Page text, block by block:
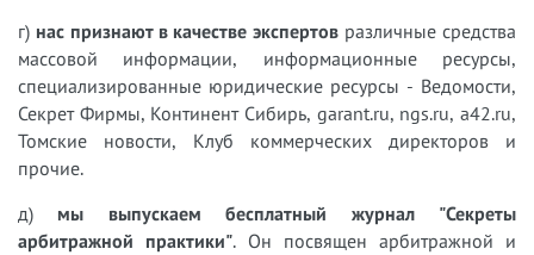
г) нас признают в качестве экспертов различные средства
массовой информации, информационные ресурсы,
специализированные юридические ресурсы - Ведомости,
Секрет Фирмы, Континент Сибирь, garant.ru, ngs.ru, a42.ru,
Томские новости, Клуб коммерческих директоров и
прочие.
д) мы выпускаем бесплатный журнал "Секреты
арбитражной практики". Он посвящен арбитражной и